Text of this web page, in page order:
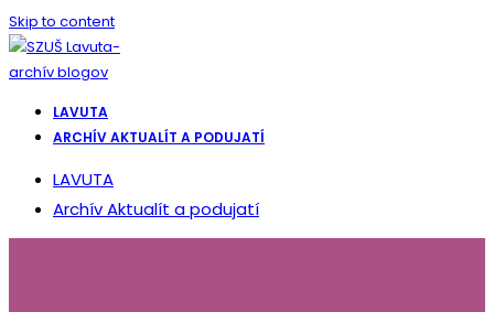
Skip to content
LAVUTA
ARCHÍV AKTUALÍT A PODUJATÍ
LAVUTA
Archív Aktualít a podujatí